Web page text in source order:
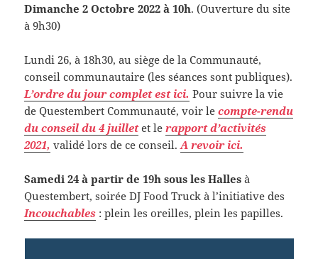
Dimanche 2 Octobre 2022 à 10h. (Ouverture du site
à 9h30)
Lundi 26, à 18h30, au siège de la Communauté,
conseil communautaire (les séances sont publiques).
L’ordre du jour complet est ici. Pour suivre la vie
de Questembert Communauté, voir lecompte-rendu
du conseil du 4 juilletet lerapport d’activités
2021, validé lors de ce conseil.A revoir ici.
Samedi 24 à partir de 19h sous les Halles à
Questembert, soirée DJ Food Truck à l’initiative des
Incouchables : plein les oreilles, plein les papilles.